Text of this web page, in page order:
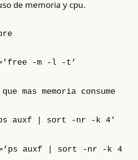
de memoria y cpu.
-m -l -t’
mas memoria consume
auxf | sort -nr -k 4′
auxf | sort -nr -k 4